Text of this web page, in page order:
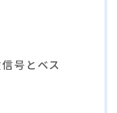
号とベス